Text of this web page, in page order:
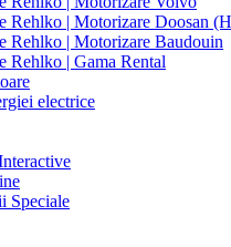
Rehlko | Motorizare Doosan
Rehlko | Motorizare Baudouin
Rehlko | Gama Rental
electrice
Speciale